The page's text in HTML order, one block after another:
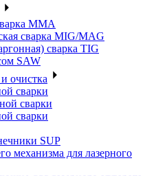
MMA
сварка MIG/MAG
сварка TIG
SAW
очистка
сварки
сварки
сварки
SUP
механизма для лазерного